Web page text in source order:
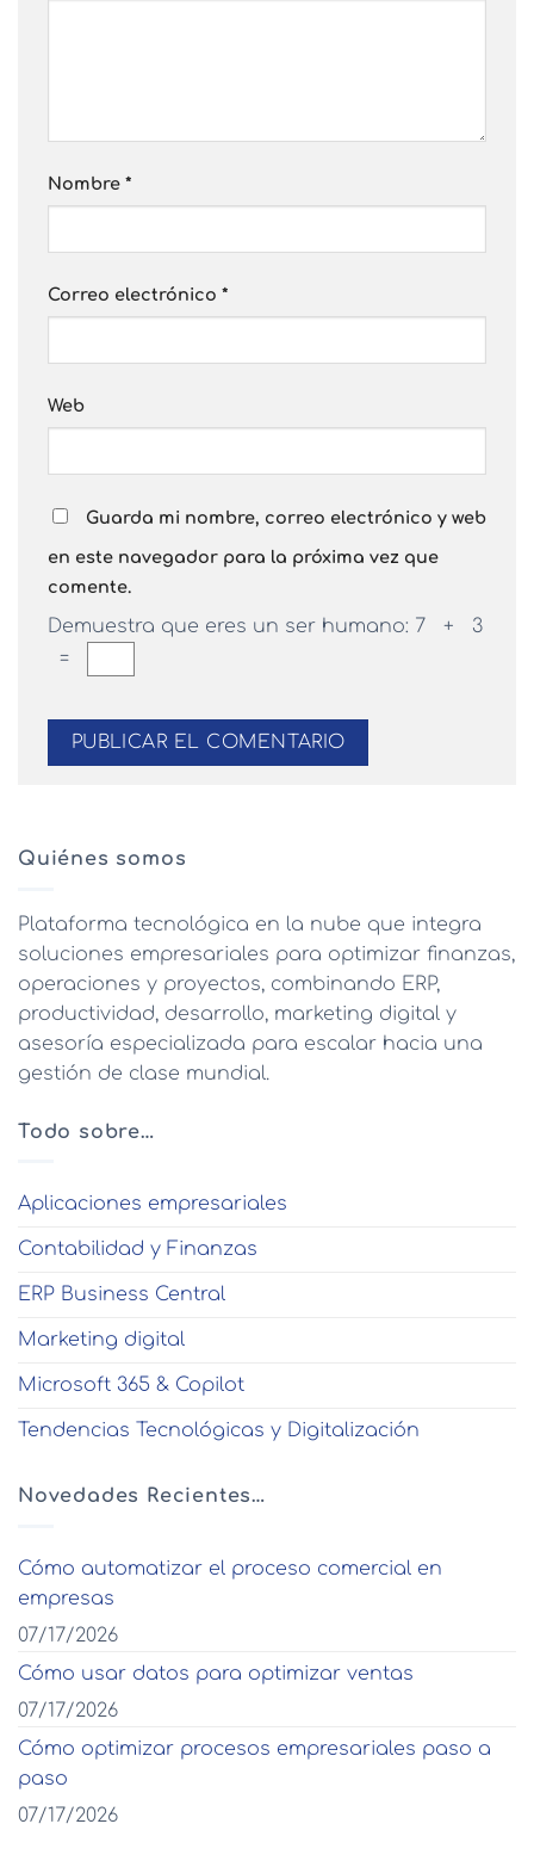
Nombre *
Correo electrónico *
Web
Guarda mi nombre, correo electrónico y web
en este navegador para la próxima vez que
comente.
Demuestra que eres un ser humano: 7 + 3
=
Quiénes somos
Plataforma tecnológica en la nube que integra
soluciones empresariales para optimizar finanzas,
operaciones y proyectos, combinando ERP,
productividad, desarrollo, marketing digital y
asesoría especializada para escalar hacia una
gestión de clase mundial.
Todo sobre…
Aplicaciones empresariales
Contabilidad y Finanzas
ERP Business Central
Marketing digital
Microsoft 365 & Copilot
Tendencias Tecnológicas y Digitalización
Novedades Recientes…
Cómo automatizar el proceso comercial en
empresas
07/17/2026
Cómo usar datos para optimizar ventas
07/17/2026
Cómo optimizar procesos empresariales paso a
paso
07/17/2026